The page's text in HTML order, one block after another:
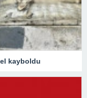
kayboldu